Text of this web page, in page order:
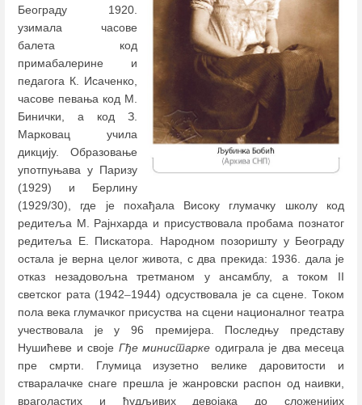
Београду 1920.
узимала часове
балета код
примабалерине и
педагога К. Исаченко,
часове певања код М.
Бинички, а код З.
Марковац учила
дикцију. Образовање
употпуњава у Паризу
(1929) и Берлину
(1929/30), где је похађала Високу глумачку школу код
редитеља М. Рајнхарда и присуствовала пробама познатог
редитеља Е. Пискатора. Народном позоришту у Београду
остала је верна целог живота, с два прекида: 1936. дала је
отказ незадовољна третманом у ансамблу, а током II
светског рата (1942–1944) одсуствовала је са сцене. Током
пола века глумачког присуства на сцени националног театра
учествовала је у 96 премијера. Последњу представу
Нушићеве и своје Гђе министарке одиграла је два месеца
пре смрти. Глумица изузетно велике даровитости и
стваралачке снаге прешла је жанровски распон од наивки,
враголастих и ћудљивих девојака до сложенијих